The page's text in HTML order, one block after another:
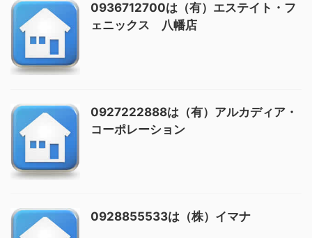
0936712700は（有）エステイト・フ
ェニックス 八幡店
0927222888は（有）アルカディア・
コーポレーション
0928855533は（株）イマナ